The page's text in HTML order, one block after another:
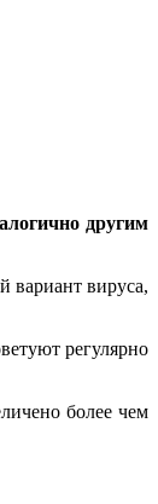
другим
вариант вируса,
регулярно
более чем